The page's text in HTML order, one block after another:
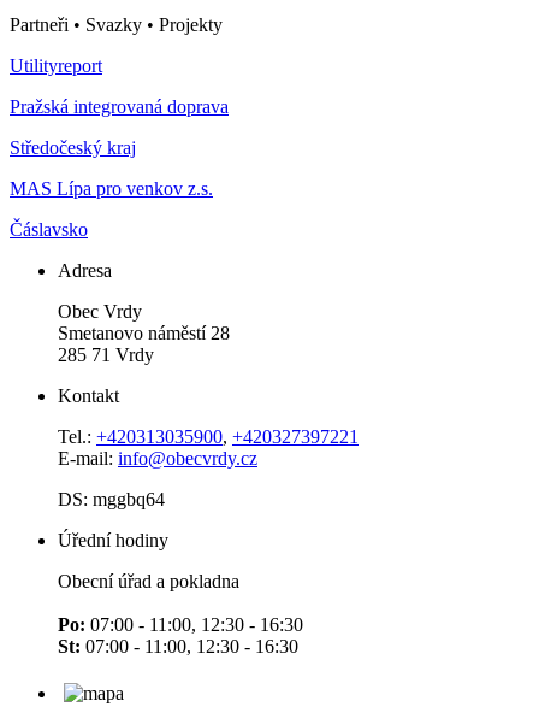
Partneři • Svazky • Projekty
Utilityreport
Pražská integrovaná doprava
Středočeský kraj
MAS Lípa pro venkov z.s.
Čáslavsko
Adresa
Obec Vrdy
Smetanovo náměstí 28
285 71 Vrdy
Kontakt
Tel.: +420313035900, +420327397221
E-mail: info@obecvrdy.cz
DS: mggbq64
Úřední hodiny
Obecní úřad a pokladna
Po: 07:00 - 11:00, 12:30 - 16:30
St: 07:00 - 11:00, 12:30 - 16:30